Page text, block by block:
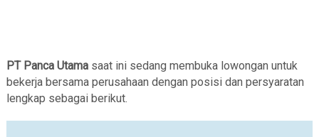
PT Panca Utamasaat ini sedang membuka lowongan untuk
bekerja bersama perusahaan dengan posisi dan persyaratan
lengkap sebagai berikut.